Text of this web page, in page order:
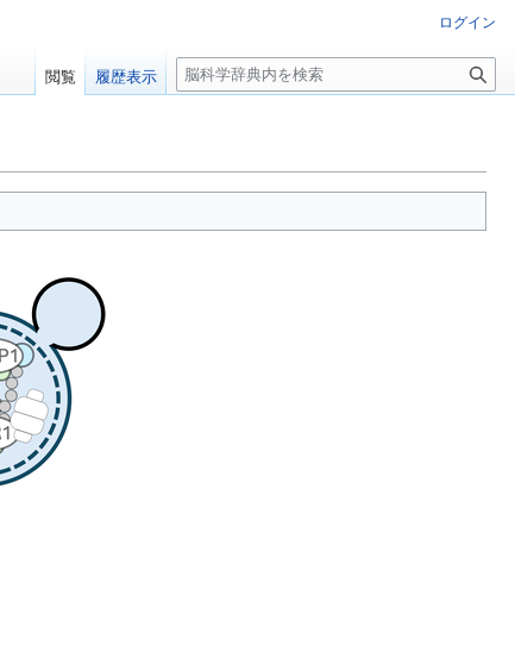
ログイン
閲覧 履歴表示
検
索